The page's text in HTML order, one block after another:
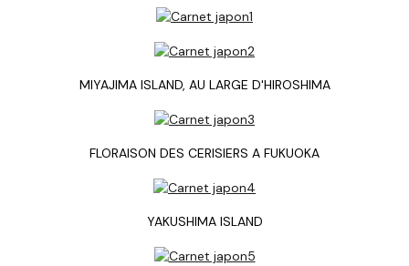
MIYAJIMA ISLAND, AU LARGE D'HIROSHIMA
FLORAISON DES CERISIERS A FUKUOKA
YAKUSHIMA ISLAND